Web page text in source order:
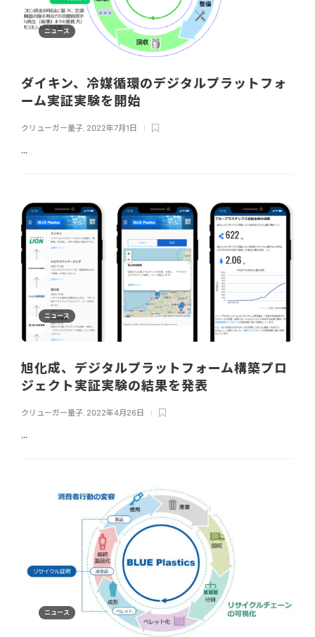
ニュース
ダイキン、冷媒循環のデジタルプラットフォ
ーム実証実験を開始
クリューガー量子 2022年7月1日
...
ニュース
旭化成、デジタルプラットフォーム構築プロ
ジェクト実証実験の結果を発表
クリューガー量子 2022年4月26日
...
ニュース